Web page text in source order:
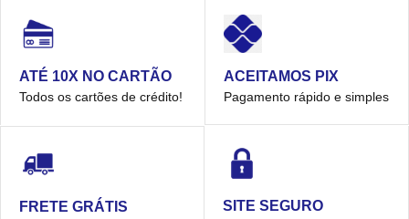
ATÉ 10X NO CARTÃO
Todos os cartões de crédito!
ACEITAMOS PIX
Pagamento rápido e simples
FRETE GRÁTIS SITE SEGURO